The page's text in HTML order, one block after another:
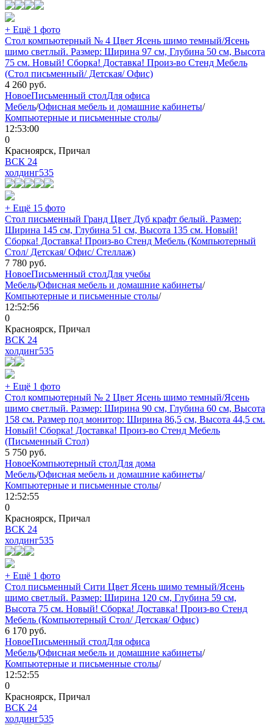
+ Ещё 1 фото
Стол компьютерный № 4 Цвет Ясень шимо темный/Ясень
шимо светлый. Размер: Ширина 97 см, Глубина 50 см, Высота
75 см. Новый! Сборка! Доставка! Произ-во Стенд Мебель
(Стол письменный/ Детская/ Офис)
4 260 руб.
НовоеПисьменный столДля офиса
Мебель/Офисная мебель и домашние кабинеты/
Компьютерные и письменные столы/
12:53:00
0
Красноярск, Причал
ВСК 24
холдинг535
+ Ещё 15 фото
Стол письменный Гранд Цвет Дуб крафт белый. Размер:
Ширина 145 см, Глубина 51 см, Высота 135 см. Новый!
Сборка! Доставка! Произ-во Стенд Мебель (Компьютерный
Стол/ Детская/ Офис/ Стеллаж)
7 780 руб.
НовоеПисьменный столДля учебы
Мебель/Офисная мебель и домашние кабинеты/
Компьютерные и письменные столы/
12:52:56
0
Красноярск, Причал
ВСК 24
холдинг535
+ Ещё 1 фото
Стол компьютерный № 2 Цвет Ясень шимо темный/Ясень
шимо светлый. Размер: Ширина 90 см, Глубина 60 см, Высота
158 см. Размер под монитор: Ширина 86,5 см, Высота 44,5 см.
Новый! Сборка! Доставка! Произ-во Стенд Мебель
(Письменный Стол)
5 750 руб.
НовоеКомпьютерный столДля дома
Мебель/Офисная мебель и домашние кабинеты/
Компьютерные и письменные столы/
12:52:55
0
Красноярск, Причал
ВСК 24
холдинг535
+ Ещё 1 фото
Стол письменный Сити Цвет Ясень шимо темный/Ясень
шимо светлый. Размер: Ширина 120 см, Глубина 59 см,
Высота 75 см. Новый! Сборка! Доставка! Произ-во Стенд
Мебель (Компьютерный Стол/ Детская/ Офис)
6 170 руб.
НовоеПисьменный столДля офиса
Мебель/Офисная мебель и домашние кабинеты/
Компьютерные и письменные столы/
12:52:55
0
Красноярск, Причал
ВСК 24
холдинг535